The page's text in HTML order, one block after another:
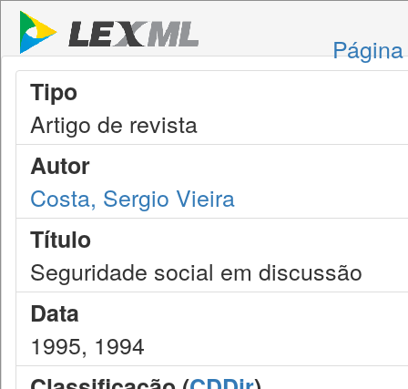
Tipo
Artigo de revista
Autor
Costa, Sergio Vieira
Título
Seguridade social em discussão
Data
1995, 1994